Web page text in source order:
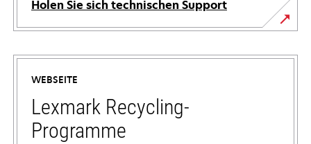
Holen Sie sich technischen Support
wird
in
neuen
Registerkarte
geöffnet
WEBSEITE
Lexmark Recycling-
Programme